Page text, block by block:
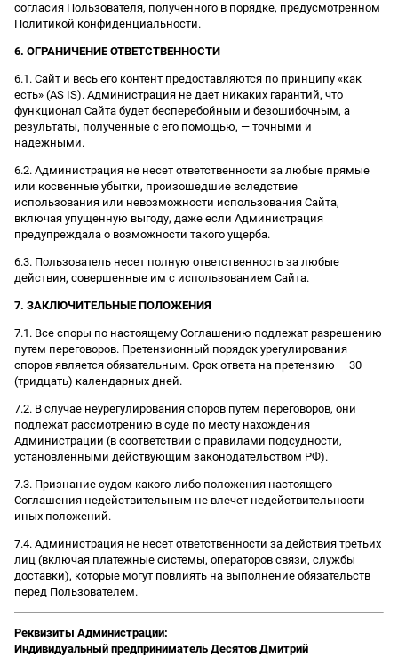
согласия Пользователя, полученного в порядке, предусмотренном
Политикой конфиденциальности.
6. ОГРАНИЧЕНИЕ ОТВЕТСТВЕННОСТИ
6.1. Сайт и весь его контент предоставляются по принципу «как
есть» (AS IS). Администрация не дает никаких гарантий, что
функционал Сайта будет бесперебойным и безошибочным, а
результаты, полученные с его помощью, — точными и
надежными.
6.2. Администрация не несет ответственности за любые прямые
или косвенные убытки, произошедшие вследствие
использования или невозможности использования Сайта,
включая упущенную выгоду, даже если Администрация
предупреждала о возможности такого ущерба.
6.3. Пользователь несет полную ответственность за любые
действия, совершенные им с использованием Сайта.
7. ЗАКЛЮЧИТЕЛЬНЫЕ ПОЛОЖЕНИЯ
7.1. Все споры по настоящему Соглашению подлежат разрешению
путем переговоров. Претензионный порядок урегулирования
споров является обязательным. Срок ответа на претензию — 30
(тридцать) календарных дней.
7.2. В случае неурегулирования споров путем переговоров, они
подлежат рассмотрению в суде по месту нахождения
Администрации (в соответствии с правилами подсудности,
установленными действующим законодательством РФ).
7.3. Признание судом какого-либо положения настоящего
Соглашения недействительным не влечет недействительности
иных положений.
7.4. Администрация не несет ответственности за действия третьих
лиц (включая платежные системы, операторов связи, службы
доставки), которые могут повлиять на выполнение обязательств
перед Пользователем.
Реквизиты Администрации:
Индивидуальный предприниматель Десятов Дмитрий